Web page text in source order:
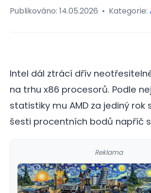
Publikováno: 14.05.2026 • Kategorie:
Intel dál ztrácí dřív
na trhu x86 procesorů. Podle
statistiky mu AMD za jediný rok
šesti procentních bodů napříč
Reklama